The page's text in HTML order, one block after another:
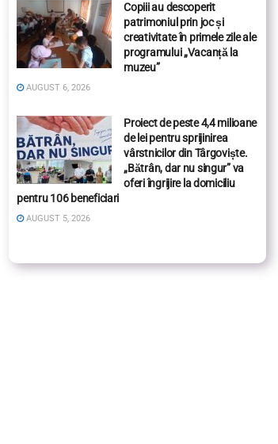
Copiii au descoperit
patrimoniul prin joc și
creativitate în primele zile ale
programului „Vacanță la
muzeu”
AUGUST 6, 2026
Proiect de peste 4,4 milioane
de lei pentru sprijinirea
vârstnicilor din Târgoviște.
„Bătrân, dar nu singur” va
oferi îngrijire la domiciliu
pentru 106 beneficiari
AUGUST 5, 2026